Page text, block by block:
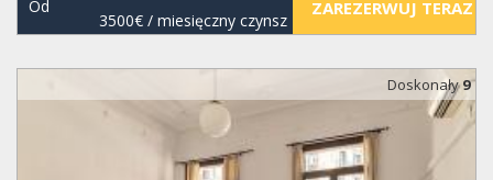
Od
3500€/ miesięczny czynsz
ZAREZERWUJ TERAZ
Doskonały9